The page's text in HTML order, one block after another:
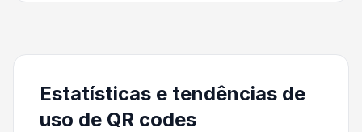
Estatísticas e tendências de
uso de QR codes